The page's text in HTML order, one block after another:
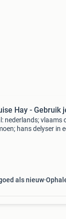
Hay - Gebruik
nederlands; vlaams
hans delyser in
als nieuw